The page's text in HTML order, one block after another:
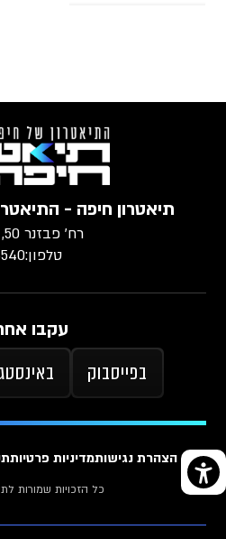
תיאטרון חיפה -
רח׳ פבזנר 50, חיפה
טלפון:
עקבו
בפייסבוק
כל הזכויות שמורות
הצהרת נגישותמדיניות פרטיות